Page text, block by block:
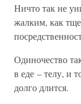
Ничто так не
жалким, как
Одиночество
в еде – телу, и
долго длится.